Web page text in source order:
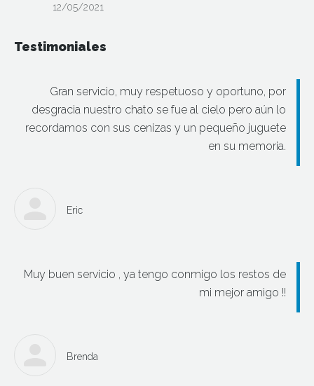
12/05/2021
Testimoniales
Gran servicio, muy respetuoso y oportuno, por
desgracia nuestro chato se fue al cielo pero aún lo
recordamos con sus cenizas y un pequeño juguete
en su memoria.
Eric
Muy buen servicio , ya tengo conmigo los restos de
mi mejor amigo !!
Brenda